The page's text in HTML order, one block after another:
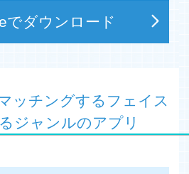
込みや、その他運営が不適切と判
カウント停止措置などを取る場合
でダウンロード
ッチングするフェイス
ジャンルのアプリ